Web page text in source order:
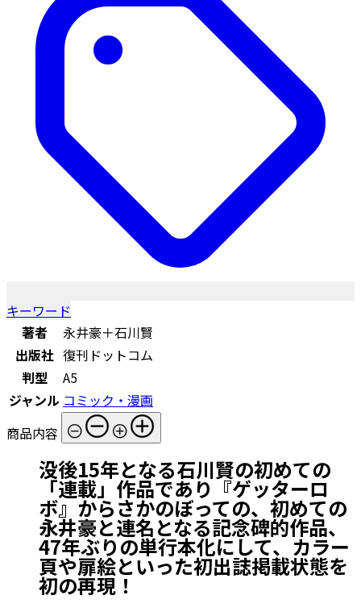
キーワード
著者
永井豪＋石川賢
出版社 復刊ドットコム
判型
A5
ジャンル コミック・漫画
商品内容
没後15年となる石川賢の初めての
「連載」作品であり『ゲッターロ
ボ』からさかのぼっての、初めての
永井豪と連名となる記念碑的作品、
47年ぶりの単行本化にして、カラー
頁や扉絵といった初出誌掲載状態を
初の再現！